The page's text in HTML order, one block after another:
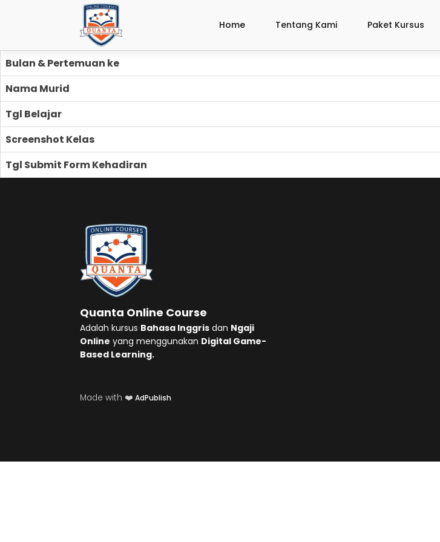
Home Tentang Kami Paket Kursus
Bulan & Pertemuan ke
Nama Murid
Tgl Belajar
Screenshot Kelas
Tgl Submit Form Kehadiran
Quanta Online Course
Adalah kursus Bahasa Inggris dan Ngaji
Online yang menggunakan Digital Game-
Based Learning.
Made with ❤️ AdPublish